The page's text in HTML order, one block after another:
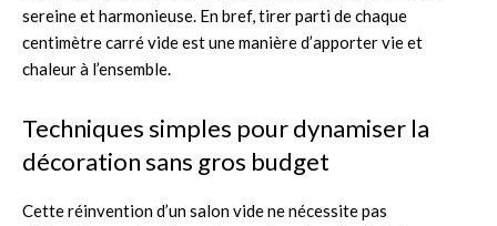
sereine et harmonieuse. En bref, tirer parti de chaque
centimètre carré vide est une manière d’apporter vie et
chaleur à l’ensemble.
Techniques simples pour dynamiser la
décoration sans gros budget
Cette réinvention d’un salon vide ne nécessite pas